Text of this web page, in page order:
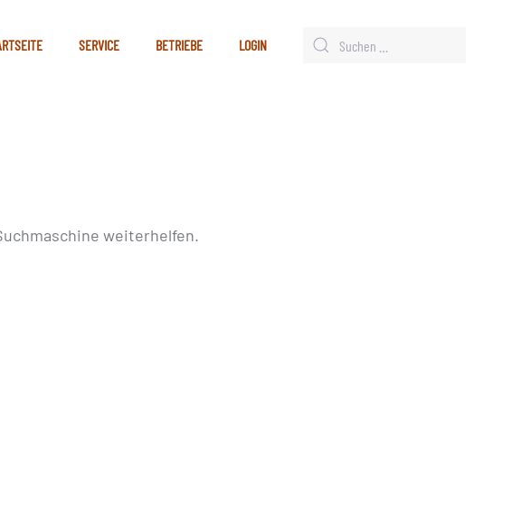
SERVICE BETRIEBE LOGIN
weiterhelfen.